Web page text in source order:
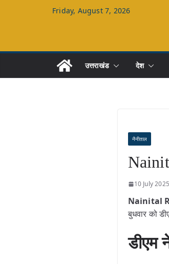
Friday, August 7, 2026
उत्तराखंड देश
नैनीताल
10 July 2025
Nainital
बुधवार को
डीएम